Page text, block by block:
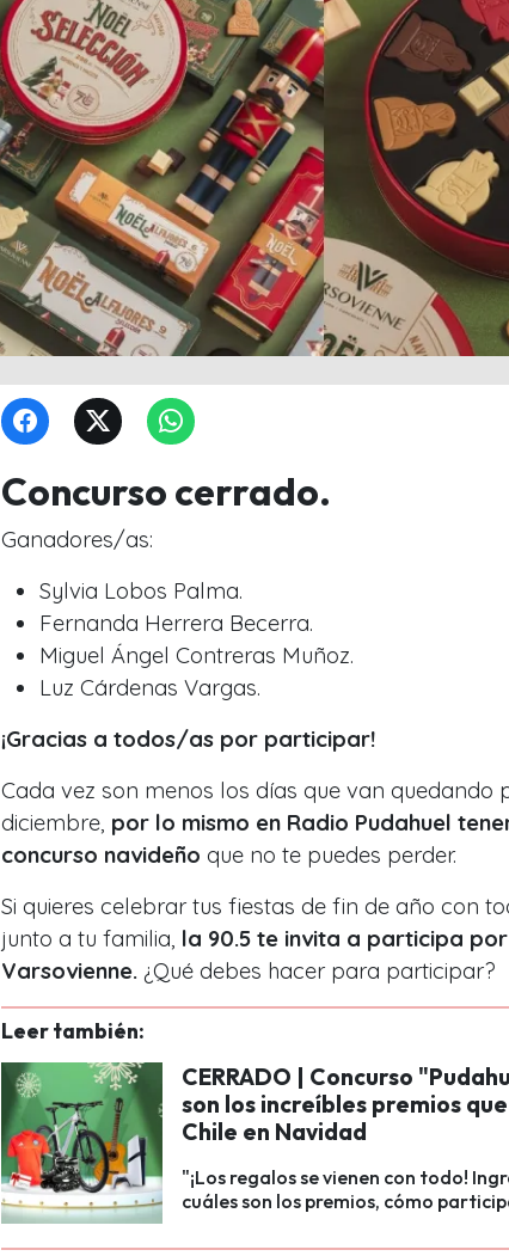
Concurso cerrado.
Ganadores/as:
Sylvia Lobos Palma.
Fernanda Herrera Becerra.
Miguel Ángel Contreras Muñoz.
Luz Cárdenas Vargas.
¡Gracias a todos/as por participar!
Cada vez son menos los días que van quedando
diciembre, por lo mismo en Radio Pudahuel
concurso navideño que no te puedes perder.
Si quieres celebrar tus fiestas de fin de año con
junto a tu familia, la 90.5 te invita a participa
Varsovienne. ¿Qué debes hacer para participar?
Leer también:
CERRADO | Concurso
son los increíbles premios
Chile en Navidad
"¡Los regalos se vienen con todo!
cuáles son los premios, cómo